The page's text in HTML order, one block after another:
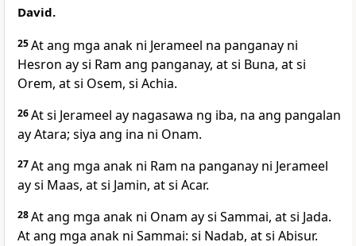
David.
25At ang mga anak ni Jerameel na panganay ni
Hesron ay si Ram ang panganay, at si Buna, at si
Orem, at si Osem, si Achia.
26At si Jerameel ay nagasawa ng iba, na ang pangalan
ay Atara; siya ang ina ni Onam.
27At ang mga anak ni Ram na panganay ni Jerameel
ay si Maas, at si Jamin, at si Acar.
28At ang mga anak ni Onam ay si Sammai, at si Jada.
At ang mga anak ni Sammai: si Nadab, at si Abisur.